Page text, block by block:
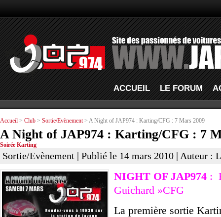
ACCUEIL LE FORUM
Accueil > Club > Sortie/Evènement> A Night of JAP974 : Karting/CFG : 7 Mars 2009
A Night of JAP974 : Karting/CFG : 7
Soirée Karting
Sortie/Evènement| Publié le 14 mars 2010 | Auteur :
NIGHT OF JAP974 :
Guichard »CFG
La première sortie